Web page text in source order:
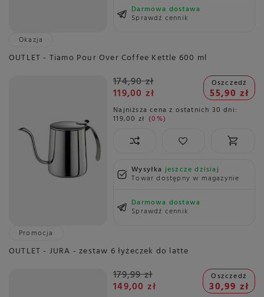
Darmowa dostawa
Sprawdź cennik
Okazja
OUTLET - Tiamo Pour Over Coffee Kettle 600 ml
174,90 zł
119,00 zł
Oszczedź
55,90 zł
Najniższa cena z ostatnich 30 dni:
119,00 zł 0%
Wysyłkajeszcze dzisiaj
Towar dostępny w magazynie
Darmowa dostawa
Sprawdź cennik
Promocja
OUTLET - JURA - zestaw 6 łyżeczek do latte
179,99 zł
149,00 zł
Oszczedź
30,99 zł